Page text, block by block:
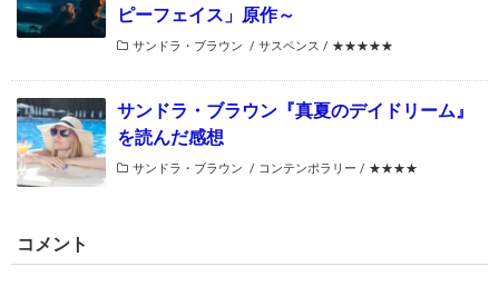
ピーフェイス」原作～
サンドラ・ブラウン / サスペンス / ★★★★★
サンドラ・ブラウン『真夏のデイドリーム』
を読んだ感想
サンドラ・ブラウン / コンテンポラリー / ★★★★
コメント